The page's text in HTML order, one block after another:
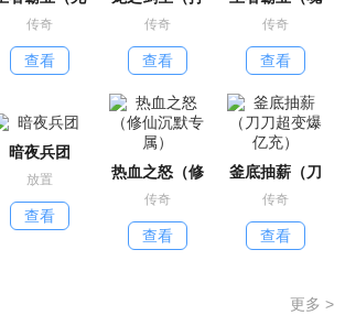
传奇
查看
传奇
查看
传奇
查看
暗夜兵团
放置
查看
热血之怒（修
传奇
查看
釜底抽薪（刀
传奇
查看
更多 >